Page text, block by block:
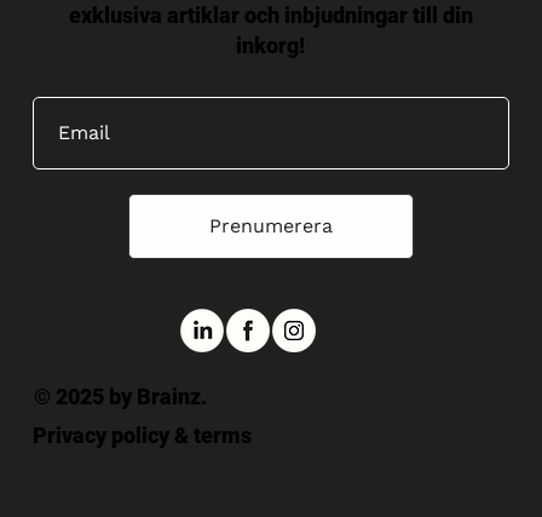
exklusiva artiklar och inbjudningar till din
inkorg!
Prenumerera
© 2025 by Brainz.
Privacy policy & terms